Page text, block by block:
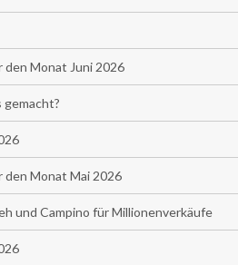
Monat Juni 2026
gemacht?
Monat Mai 2026
und Campino für Millionenverkäufe